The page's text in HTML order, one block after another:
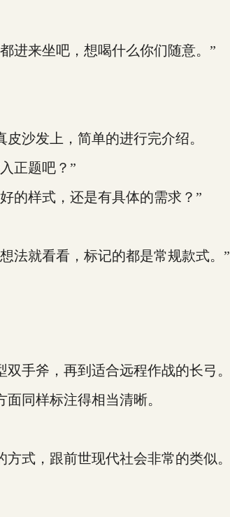
来坐吧，想喝什么你们随意。”
沙发上，简单的进行完介绍。
正题吧？”
样式，还是有具体的需求？”
就看看，标记的都是常规款式。”
斧，再到适合远程作战的长弓。
同样标注得相当清晰。
式，跟前世现代社会非常的类似。